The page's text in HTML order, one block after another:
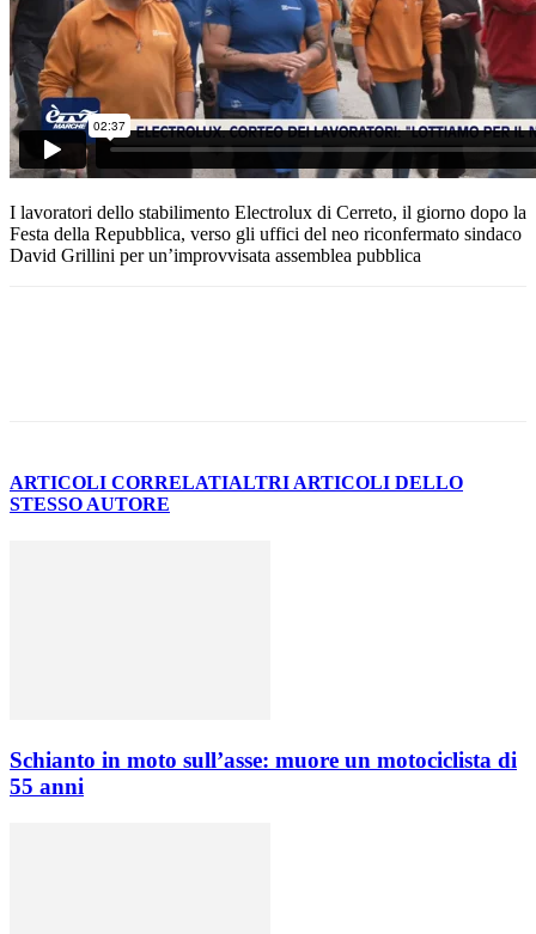
I lavoratori dello stabilimento Electrolux di Cerreto, il giorno dopo la
Festa della Repubblica, verso gli uffici del neo riconfermato sindaco
David Grillini per un’improvvisata assemblea pubblica
ARTICOLI CORRELATIALTRI ARTICOLI DELLO
STESSO AUTORE
Schianto in moto sull’asse: muore un motociclista di
55 anni